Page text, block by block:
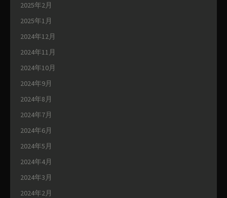
2025年2月
2025年1月
2024年12月
2024年11月
2024年10月
2024年9月
2024年8月
2024年7月
2024年6月
2024年5月
2024年4月
2024年3月
2024年2月